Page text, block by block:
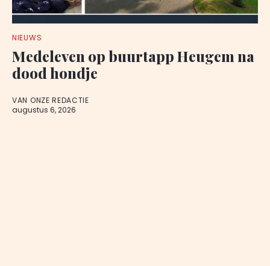
NIEUWS
Medeleven op buurtapp Heugem na
dood hondje
VAN ONZE REDACTIE
augustus 6, 2026